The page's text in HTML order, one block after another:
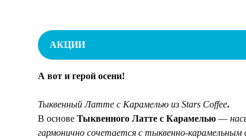
АКЦИИ
А вот и герой осени!
Тыквенный Латте с Карамелью из Stars Coffee.
В основе Тыквенного Латте с Карамелью —
гармонично сочетается с тыквенно-